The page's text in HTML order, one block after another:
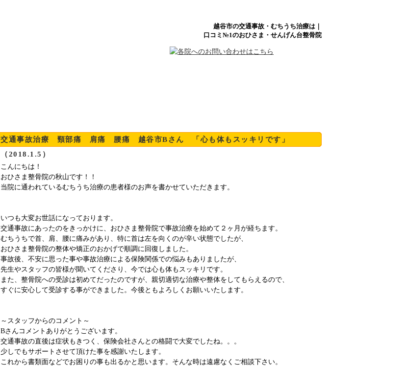
越谷市の交通事故・むちうち治療は｜
口コミ№1のおひさま・せんげん台整骨院
交通事故治療 頸部痛 肩痛 腰痛 越谷市Bさん 「心も体もスッキリです」
（2018.1.5）
こんにちは！
おひさま整骨院の秋山です！！
当院に通われているむちうち治療の患者様のお声を書かせていただきます。
いつも大変お世話になっております。
交通事故にあったのをきっかけに、おひさま整骨院で事故治療を始めて２ヶ月が経ちます。
むちうちで首、肩、腰に痛みがあり、特に首は左を向くのが辛い状態でしたが、
おひさま整骨院の整体や矯正のおかげで順調に回復しました。
事故後、不安に思った事や事故治療による保険関係での悩みもありましたが、
先生やスタッフの皆様が聞いてくださり、今では心も体もスッキリです。
また、整骨院への受診は初めてだったのですが、親切適切な治療や整体をしてもらえるので、
すぐに安心して受診する事ができました。今後ともよろしくお願いいたします。
～スタッフからのコメント～
Bさんコメントありがとうございます。
交通事故の直後は症状もきつく、保険会社さんとの格闘で大変でしたね。。。
少しでもサポートさせて頂けた事を感謝いたします。
これから書類面などでお困りの事も出るかと思います。そんな時は遠慮なくご相談下さい。